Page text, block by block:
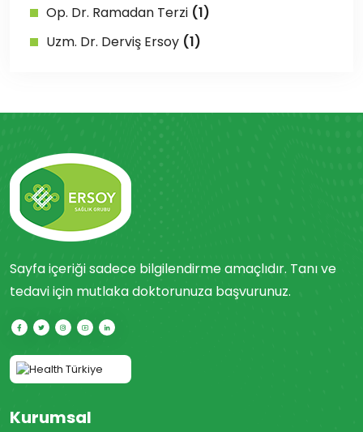
Op. Dr. Ramadan Terzi (1)
Uzm. Dr. Derviş Ersoy (1)
Sayfa içeriği sadece bilgilendirme amaçlıdır. Tanı ve
tedavi için mutlaka doktorunuza başvurunuz.
Kurumsal